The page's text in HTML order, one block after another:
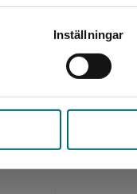
Inställningar